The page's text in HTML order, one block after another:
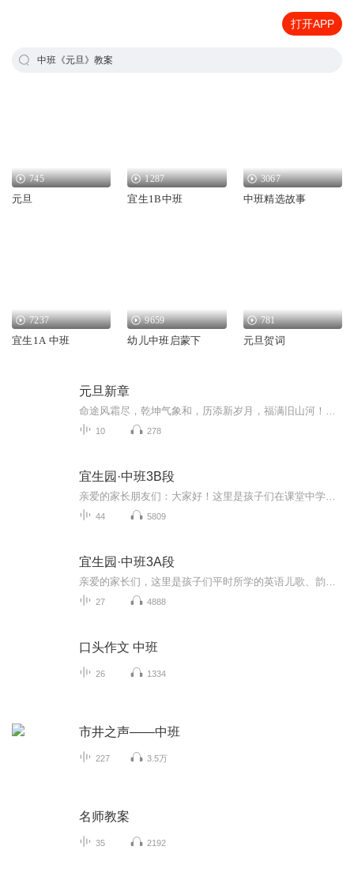
打开APP
中班《元旦》教案
745
元旦
1287
宜生1B中班
3067
中班精选故事
7237
宜生1A 中班
9659
幼儿中班启蒙下
781
元旦贺词
元旦新章
10 278
宜生园·中班3B段
44 5809
宜生园·中班3A段
27 4888
口头作文 中班
26 1334
市井之声——中班
227 3.5万
名师教案
35 2192